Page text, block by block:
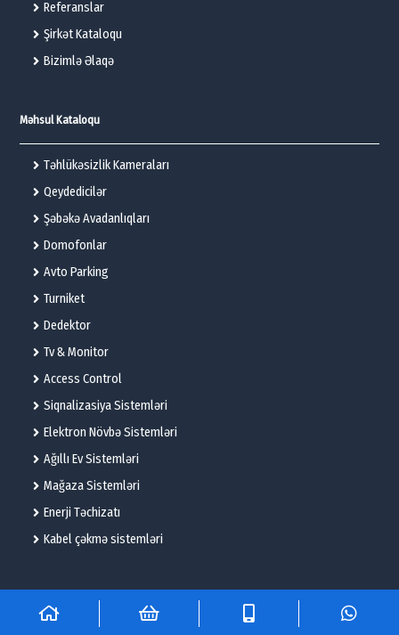
Referanslar
Şirkət Kataloqu
Bizimlə Əlaqə
Məhsul Kataloqu
Təhlükəsizlik Kameraları
Qeydedicilər
Şəbəkə Avadanlıqları
Domofonlar
Avto Parking
Turniket
Dedektor
Tv & Monitor
Access Control
Siqnalizasiya Sistemləri
Elektron Növbə Sistemləri
Ağıllı Ev Sistemləri
Mağaza Sistemləri
Enerji Təchizatı
Kabel çəkmə sistemləri
© 2025 – Flame Technologies